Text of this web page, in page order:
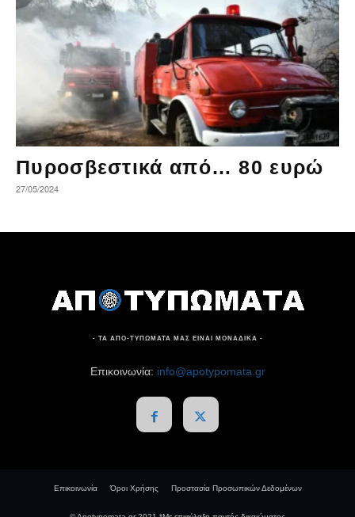
Πυροσβεστικά από… 80 ευρώ
27/05/2024
- ΤΑ ΑΠΟ-ΤΥΠΩΜΑΤΑ ΜΑΣ ΕΙΝΑΙ ΜΟΝΑΔΙΚΑ -
Επικοινωνία: info@apotypomata.gr
Επικοινωνία Όροι Χρήσης Προστασία Προσωπικών Δεδομένων